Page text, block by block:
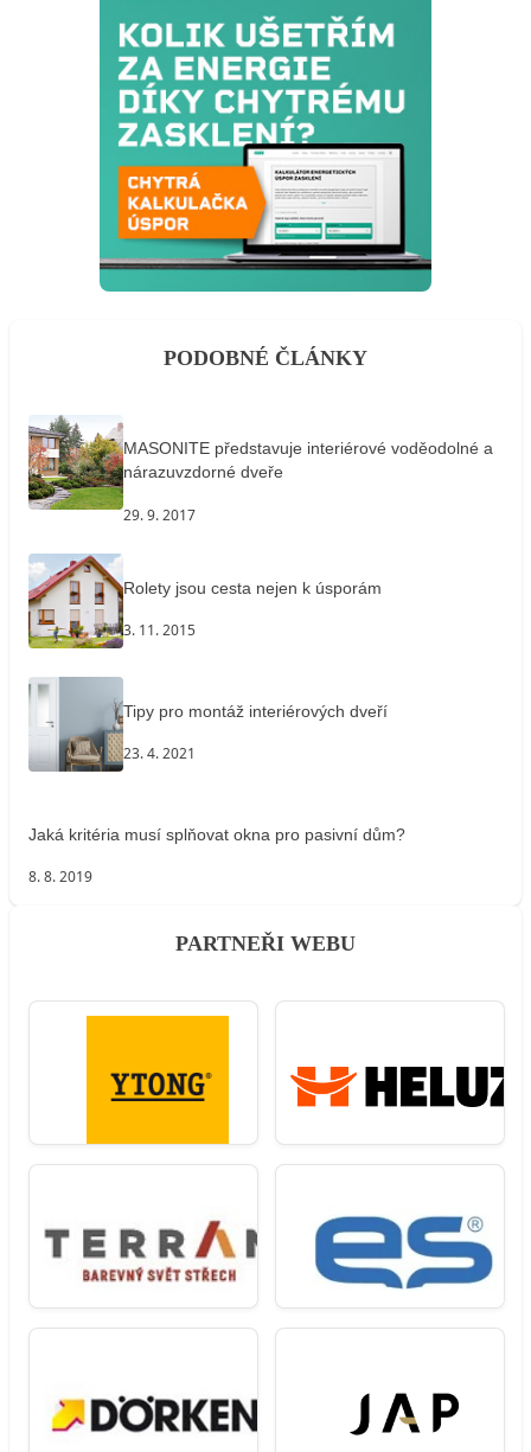
PODOBNÉ ČLÁNKY
MASONITE představuje interiérové voděodolné a
nárazuvzdorné dveře
29. 9. 2017
Rolety jsou cesta nejen k úsporám
3. 11. 2015
Tipy pro montáž interiérových dveří
23. 4. 2021
Jaká kritéria musí splňovat okna pro pasivní dům?
8. 8. 2019
PARTNEŘI WEBU